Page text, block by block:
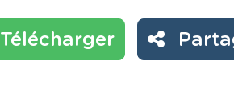
Télécharger